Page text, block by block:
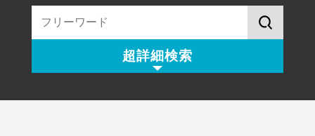
超詳細検索